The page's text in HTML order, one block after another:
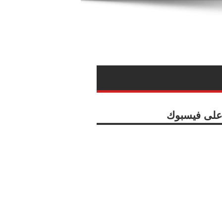
على فيسبوك